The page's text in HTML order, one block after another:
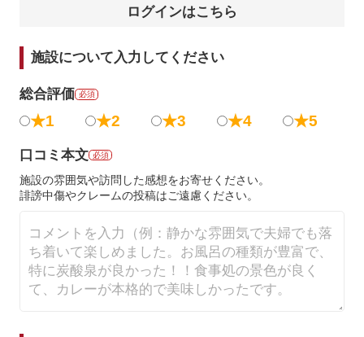
ログインはこちら
施設について入力してください
総合評価 必須
★1 ★2 ★3 ★4 ★5
口コミ本文 必須
施設の雰囲気や訪問した感想をお寄せください。
誹謗中傷やクレームの投稿はご遠慮ください。